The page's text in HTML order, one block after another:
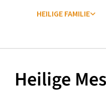
HEILIGE FAMILIE
Heilige